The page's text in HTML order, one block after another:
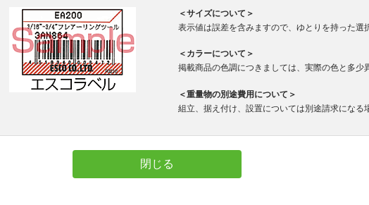
＜サイズについて＞
表示値は誤差を含みますので、ゆとりを持った選
＜カラーについて＞
掲載商品の色調につきましては、実際の色と多少
＜重量物の別途費用について＞
組立、据え付け、設置については別途請求になる
閉じる